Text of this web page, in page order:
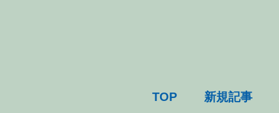
TOP 新規記事